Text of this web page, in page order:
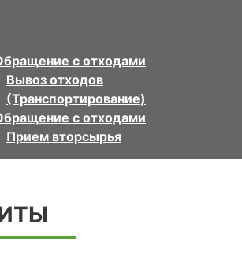
с отходами
Вывоз отходов
(Транспортирование)
с отходами
Прием вторсырья